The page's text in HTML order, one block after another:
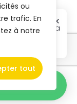
ou
trafic. En
à notre
tout
2025
réservés
une pré-
en ligne de la
✕